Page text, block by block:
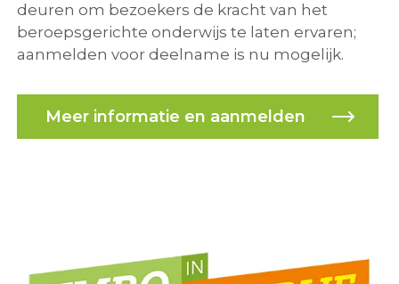
deuren om bezoekers de kracht van het
beroepsgerichte onderwijs te laten ervaren;
aanmelden voor deelname is nu mogelijk.
Meer informatie en aanmelden